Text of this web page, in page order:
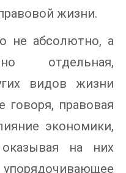
жизни.
не абсолютно, а
отдельная,
видов жизни
говоря, правовая
экономики,
оказывая на них